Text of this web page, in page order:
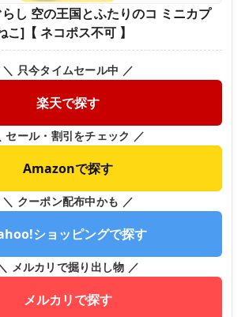
し 空の王国とふたりのコ ミニカプ
]【 ネコポス不可 】
＼ 只今タイムセール中 ／
楽天で探す
セール・割引をチェック ／
Amazonで探す
＼ クーポン配布中かも ／
ショッピングで探す
メルカリで掘り出し物 ／
メルカリで探す